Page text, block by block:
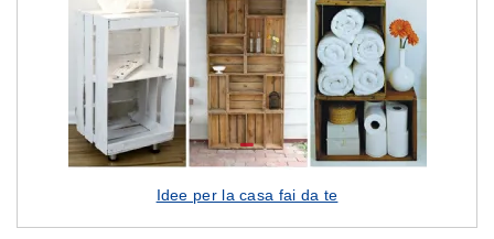
Idee per la casa fai da te